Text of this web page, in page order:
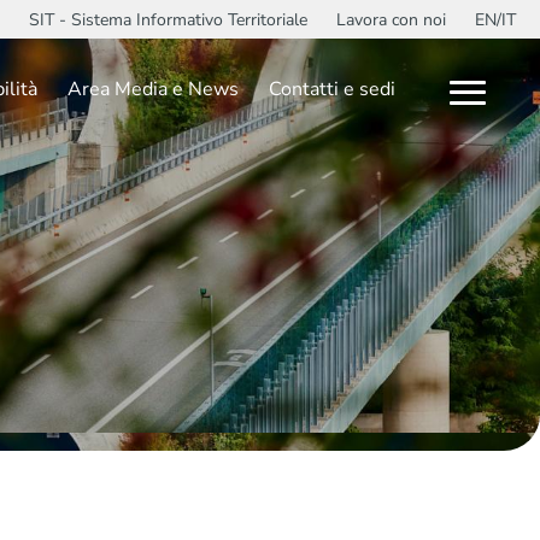
SIT - Sistema Informativo Territoriale Lavora con noi EN/IT
Area Media e News Contatti e sedi